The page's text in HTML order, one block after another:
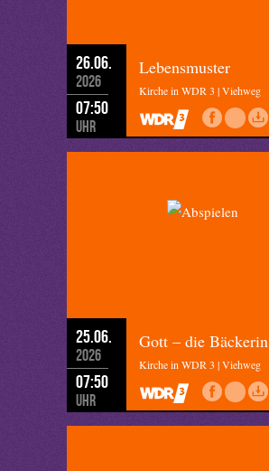
26.06.
2026
07:50
Uhr
Lebensmuster
Kirche in WDR 3 | Viehweg
25.06.
2026
07:50
Uhr
Gott – die Bäckerin
Kirche in WDR 3 | Viehweg